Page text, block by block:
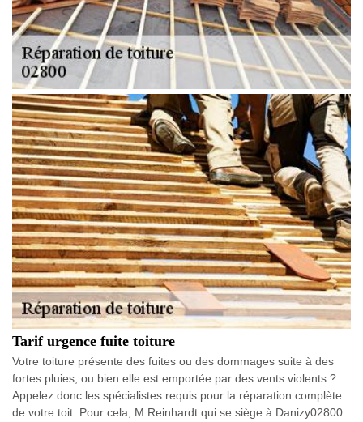
Tarif urgence fuite toiture
Votre toiture présente des fuites ou des dommages suite à des
fortes pluies, ou bien elle est emportée par des vents violents ?
Appelez donc les spécialistes requis pour la réparation complète
de votre toit. Pour cela, M.Reinhardt qui se siège à Danizy02800